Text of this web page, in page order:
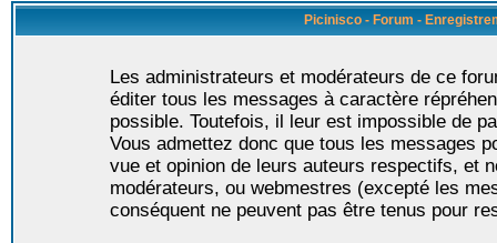
Picinisco - Forum -
Les administrateurs et modérateurs de ce
éditer tous les messages à caractère
possible. Toutefois, il leur est impossible de
Vous admettez donc que tous les messages
vue et opinion de leurs auteurs respectifs, et
modérateurs, ou webmestres (excepté les
conséquent ne peuvent pas être tenus pour